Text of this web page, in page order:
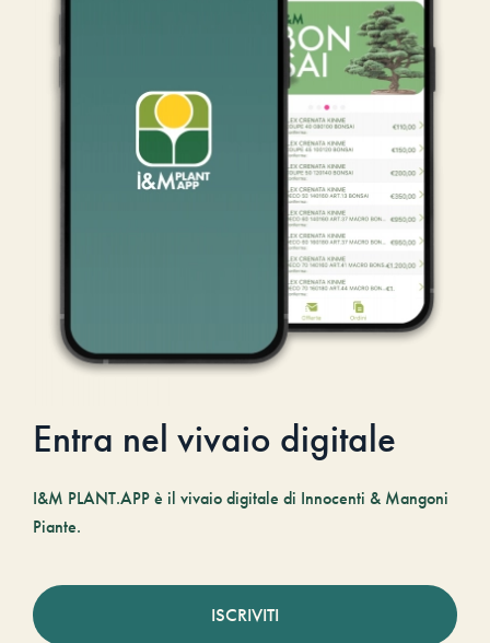
Entra nel vivaio digitale
I&M PLANT.APP è il vivaio digitale di Innocenti & Mangoni
Piante.
ISCRIVITI